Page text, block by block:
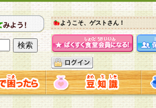
ようこそ、ゲストさん！